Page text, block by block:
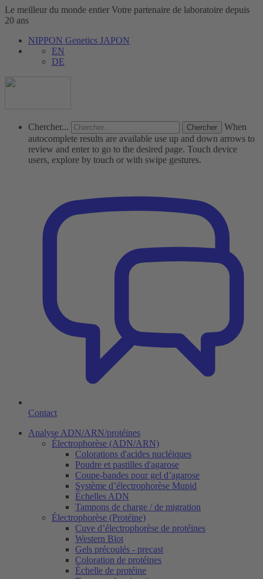
Le meilleur du monde entier Votre partenaire de laboratoire depuis
20 ans
NIPPON Genetics JAPON
EN
DE
Chercher...
When
autocomplete results are available use up and down arrows to
review and enter to go to the desired page. Touch device
users, explore by touch or with swipe gestures.
Contact
Analyse ADN/ARN/protéines
Électrophorèse (ADN/ARN)
Colorations d'acides nucléiques
Poudre et pastilles d'agarose
Coupe-bandes pour gel d’agarose
Système d’électrophorèse Mupid
Échelles ADN
Tampons de charge / de migration
Électrophorèse (Protéine)
Cuve d’électrophorèse de protéines
Western Blot
Gels précoulés - precast
Coloration de protéines
Échelle de protéine